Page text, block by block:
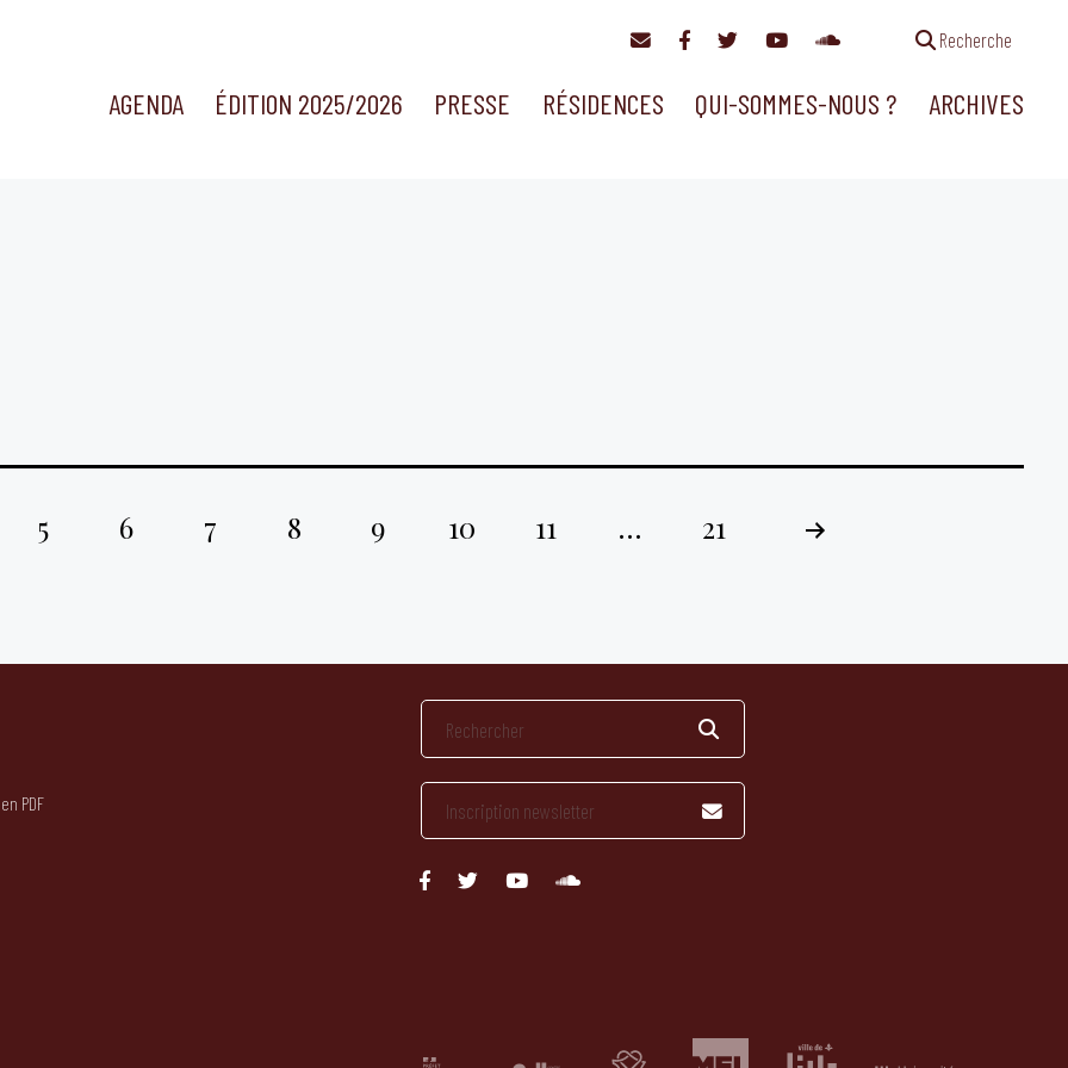
Recherche
AGENDA ÉDITION 2025/2026 PRESSE RÉSIDENCES QUI-SOMMES-NOUS ? ARCHIVES
5 6 7 8 9 10 11 … 21
PDF